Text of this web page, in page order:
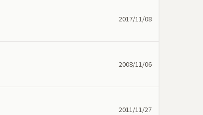
2017/11/08
2008/11/06
2011/11/27